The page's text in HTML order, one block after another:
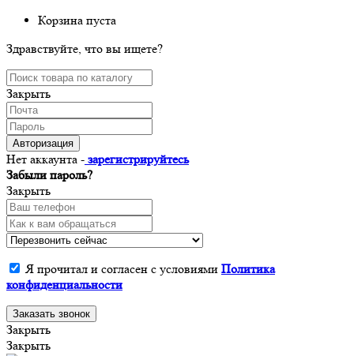
Корзина пуста
Здравствуйте, что вы ищете?
Закрыть
Авторизация
Нет аккаунта - зарегистрируйтесь
Забыли пароль?
Закрыть
Я прочитал и согласен с условиями Политика
конфиденциальности
Заказать звонок
Закрыть
Закрыть